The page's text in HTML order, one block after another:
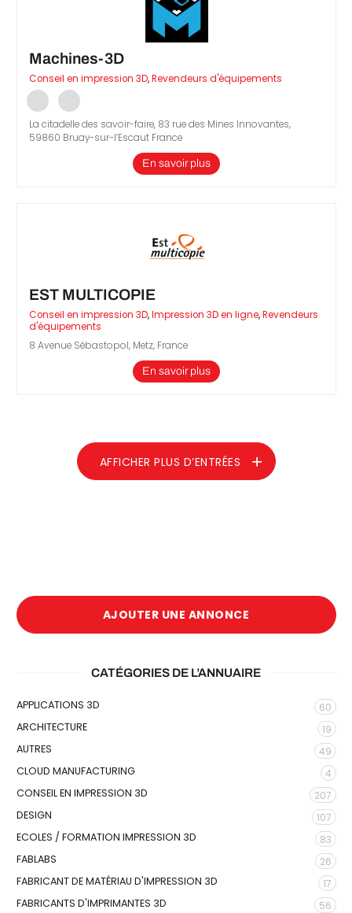
Machines-3D
Conseil en impression 3D,Revendeurs d'équipements
La citadelle des savoir-faire, 83 rue des Mines Innovantes,
59860 Bruay-sur-l’Escaut France
En savoir plus
EST MULTICOPIE
Conseil en impression 3D,Impression 3D en ligne,Revendeurs
d'équipements
8 Avenue Sébastopol, Metz, France
En savoir plus
AFFICHER PLUS D’ENTRÉES
AJOUTER UNE ANNONCE
CATÉGORIES DE L’ANNUAIRE
APPLICATIONS 3D
60
ARCHITECTURE
19
AUTRES
49
CLOUD MANUFACTURING
4
CONSEIL EN IMPRESSION 3D
207
DESIGN
107
ECOLES / FORMATION IMPRESSION 3D
83
FABLABS
26
FABRICANT DE MATÉRIAU D'IMPRESSION 3D
17
FABRICANTS D'IMPRIMANTES 3D
56